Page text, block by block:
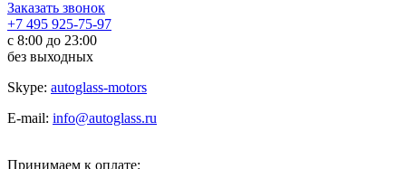
Заказать звонок
+7 495 925-75-97
с 8:00 до 23:00
без выходных
Skype: autoglass-motors
E-mail: info@autoglass.ru
Принимаем к оплате: